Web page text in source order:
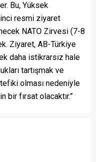
Bu, Yüksek
resmi ziyaret
NATO Zirvesi (7-8
Ziyaret, AB-Türkiye
daha istikrarsız hale
tartışmak ve
olması nedeniyle
fırsat olacaktır.”